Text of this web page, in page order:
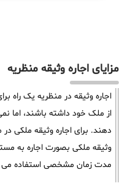
مزایای اجاره وثیقه منظریه
اجاره وثیقه در منظریه یک راه
از ملک خود داشته باشند، اما
دهند. برای اجاره وثیقه ملکی
وثیقه ملکی بصورت اجاره به
مدت زمان مشخصی استفاده می